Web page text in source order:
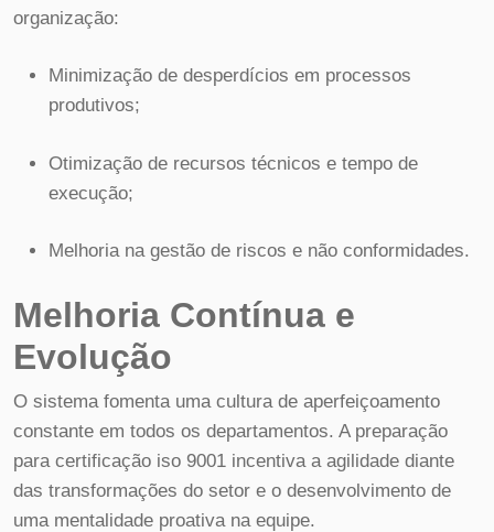
organização:
Minimização de desperdícios em processos
produtivos;
Otimização de recursos técnicos e tempo de
execução;
Melhoria na gestão de riscos e não conformidades.
Melhoria Contínua e
Evolução
O sistema fomenta uma cultura de aperfeiçoamento
constante em todos os departamentos. A preparação
para certificação iso 9001 incentiva a agilidade diante
das transformações do setor e o desenvolvimento de
uma mentalidade proativa na equipe.